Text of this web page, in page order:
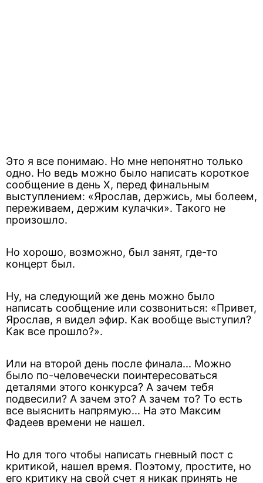
Это я все понимаю. Но мне непонятно только
одно. Но ведь можно было написать короткое
сообщение в день X, перед финальным
выступлением: «Ярослав, держись, мы болеем,
переживаем, держим кулачки». Такого не
произошло.
Но хорошо, возможно, был занят, где-то
концерт был.
Ну, на следующий же день можно было
написать сообщение или созвониться: «Привет,
Ярослав, я видел эфир. Как вообще выступил?
Как все прошло?».
Или на второй день после финала... Можно
было по-человечески поинтересоваться
деталями этого конкурса? А зачем тебя
подвесили? А зачем это? А зачем то? То есть
все выяснить напрямую... На это Максим
Фадеев времени не нашел.
Но для того чтобы написать гневный пост с
критикой, нашел время. Поэтому, простите, но
его критику на свой счет я никак принять не